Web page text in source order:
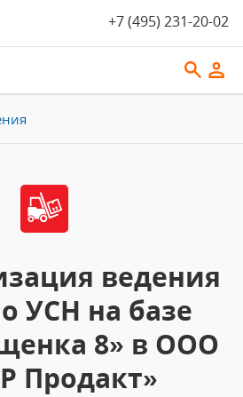
+7 (495) 231-20-02
ведения
УСН на базе
8» в ООО
Продакт»